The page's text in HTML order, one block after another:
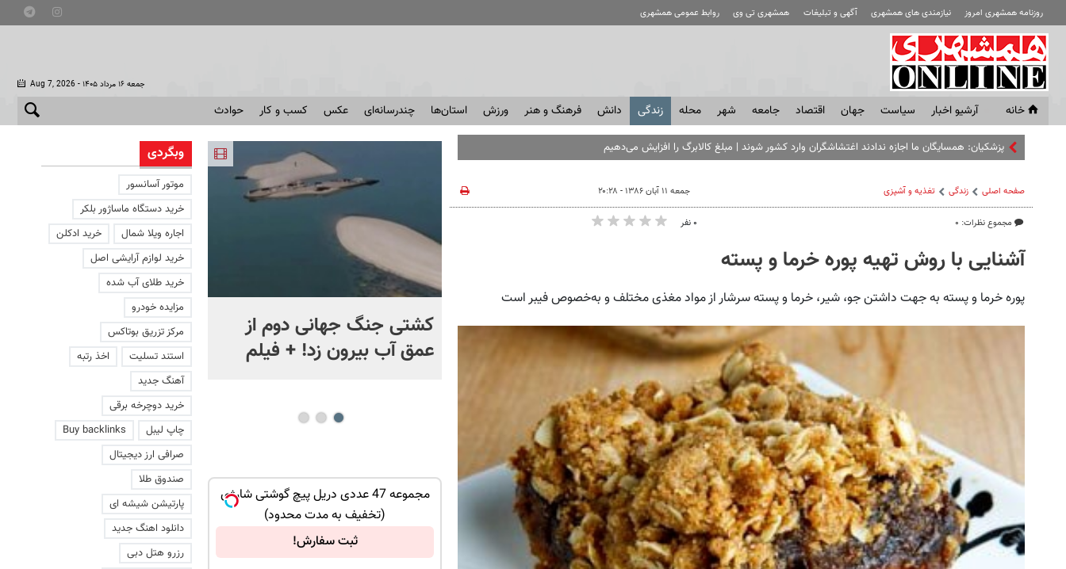
روزنامه همشهری امروز نیازمندی های همشهری آگهی و تبلیغات همشهری تی وی روابط عمومی همشهری
Aug 7, 2026 - جمعه ۱۶ مرداد ۱۴۰۵
خانه آرشیو اخبار سياست جهان اقتصاد جامعه شهر محله زندگی دانش فرهنگ و هنر ورزش استان‌ها چندرسانه‌ای عکس کسب و کار حوادث
پزشکیان: همسایگان ما اجازه ندادند اغتشاشگران وارد کشور شوند | مبلغ کالابرگ را افزایش می‌دهیم
صفحه اصلی زندگی تغذیه و آشپزی
مجموع نظرات: ۰
جمعه ۱۱ آبان ۱۳۸۶ - ۲۰:۲۸
۰ نفر
آشنایی با روش تهیه پوره خرما و پسته
پوره خرما و پسته به جهت داشتن جو، شیر، خرما و پسته سرشار از مواد مغذی مختلف و به‌خصوص فیبر است
کنترل اوضاع از دست ترامپ
خارج شد...
کشتی‌ جنگ جهانی دوم از
عمق آب بیرون زد! + فیلم
افشای اطلاعات برای ترور
بارون ترامپ | ماجرای قرار
عاشقانه با یک زن
هر خونه ایی نیاز به این دریل و پیچ
گوشتی شارژی داره! 🏡
پرداخت درب منزل
بازدید از IM LS7 لوکس ترین شاسی بلند
برقی ایران در باشگاه انقلاب
ثبت درخواست
IM LS7 لوکس ترین شاسی بلند برقی ایران
ثبت درخواست
مجموعه 47 عددی دریل پیچ گوشتی شارژی
(تخفیف به مدت محدود)
ثبت سفارش!
وبگردی
موتور آسانسور
خرید دستگاه ماساژور بلکر
اجاره ویلا شمال
خرید ادکلن
خرید لوازم آرایشی اصل
خرید طلای آب شده
مزایده خودرو
مرکز تزریق بوتاکس
استند تسلیت
اخذ رتبه
آهنگ جدید
خرید دوچرخه برقی
چاپ لیبل
Buy backlinks
صرافی ارز دیجیتال
صندوق طلا
پارتیشن شیشه ای
دانلود اهنگ جدید
رزرو هتل دبی